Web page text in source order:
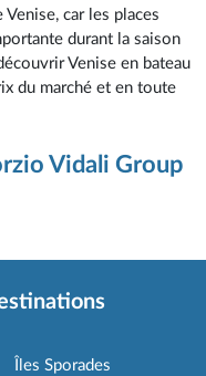
car les places
durant la saison
Venise en bateau
du marché et en toute
Vidali Group
Îles Sporades